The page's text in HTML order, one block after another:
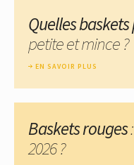
Quelles
petite et mince ?
EN SAVOIR PLUS
Baskets rouges
2026 ?